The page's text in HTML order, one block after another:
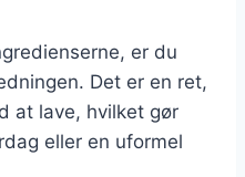
er du
Det er en ret,
at lave, hvilket gør
eller en uformel